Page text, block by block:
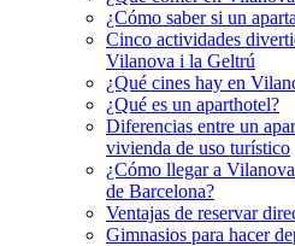
¿Cómo saber si un
Cinco actividades
Vilanova i la Geltrú
¿Qué cines hay en
¿Qué es un aparthotel?
Diferencias entre un
vivienda de uso turístico
¿Cómo llegar a
de Barcelona?
Ventajas de reservar
Gimnasios para hacer